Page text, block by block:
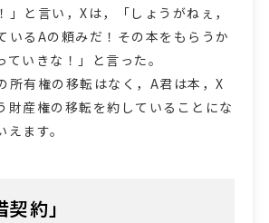
」と言い，Xは，「しょうがねぇ，
いるAの頼みだ！その本をもらうか
ていきな！」と言った。
所有権の移転はなく，A君は本，X
財産権の移転を約していることにな
ます。
契約」